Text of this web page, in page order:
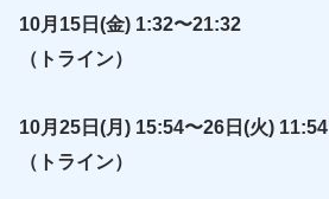
10月15日(金) 1:32〜21:32
（トライン）
10月25日(月) 15:54〜26日(火) 11:54
（トライン）